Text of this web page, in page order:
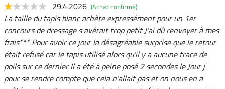
29.4.2026 (Achat confirmé)
La taille du tapis blanc achète expressément pour un 1er
concours de dressage s avérait trop petit J'ai dû renvoyer à mes
frais*** Pour avoir ce jour la désagréable surprise que le retour
était refusé car le tapis utilisé alors qu'il y a aucune trace de
poils sur ce dernier Il a été à peine posé 2 secondes le Jour j
pour se rendre compte que cela n'allait pas et on nous en a